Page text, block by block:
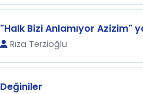
"Halk Bizi Anlamıyor Azizim"
Rıza Terzioğlu
Değiniler